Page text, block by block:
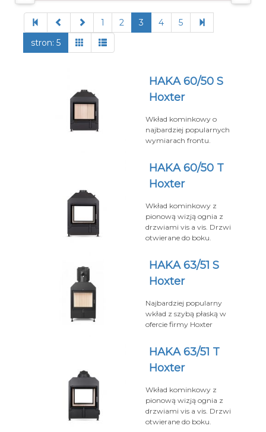
1 2 3 4
5
stron: 5
HAKA 60/50 S
Hoxter
Wkład kominkowy o
najbardziej popularnych
wymiarach frontu.
HAKA 60/50 T
Hoxter
Wkład kominkowy z
pionową wizją ognia z
drzwiami vis a vis. Drzwi
otwierane do boku.
HAKA 63/51 S
Hoxter
Najbardziej popularny
wkład z szybą płaską w
ofercie firmy Hoxter
HAKA 63/51 T
Hoxter
Wkład kominkowy z
pionową wizją ognia z
drzwiami vis a vis. Drzwi
otwierane do boku.